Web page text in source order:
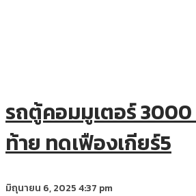
รถตู้คอมมูเตอร์
ท้าย ทดเฟืองเกียร์5
มิถุนายน 6, 20254:37 pm